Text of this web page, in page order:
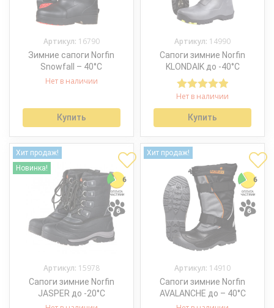
Артикул: 16790
Зимние сапоги Norfin
Snowfall – 40°C
Нет в наличии
Купить
Артикул: 14990
Сапоги зимние Norfin
KLONDAIK до -40°С
Оценка5.00
Нет в наличии
Купить
Хит продаж!
Новинка!
Артикул: 15978
Сапоги зимние Norfin
JASPER до -20°С
Хит продаж!
Артикул: 14910
Сапоги зимние Norfin
AVALANCHE до – 40°С